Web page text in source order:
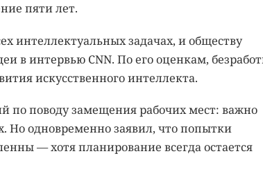
пяти лет.
интеллектуальных задачах, и обществу
в интервью CNN. По его оценкам,
искусственного интеллекта.
по поводу замещения рабочих мест: важно
Но одновременно заявил, что попытки
— хотя планирование всегда остается